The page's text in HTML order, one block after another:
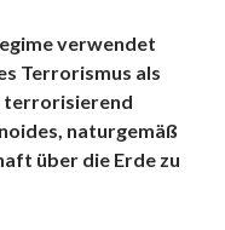
verwendet
Terrorismus als
terrorisierend
naturgemäß
über die Erde zu